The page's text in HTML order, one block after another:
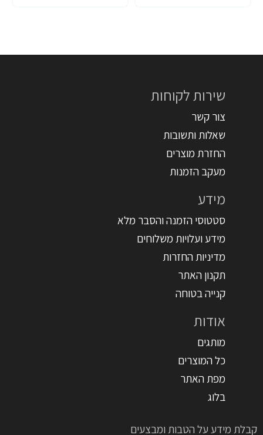
שירות לקוחות
צור קשר
שאלות ותשובות
החזרת מוצרים
מעקב הזמנות
מידע
סטטוסי הזמנה והסבר מלא
מידע ועלויות משלוחים
מדיניות החזרות
תקנון האתר
קנייה בטוחה
אודות
מותגים
כל המוצרים
מפת האתר
בלוג
קבלת מידע על הטבות ומבצעים